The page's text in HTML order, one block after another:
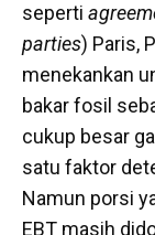
seperti
parties) Paris,
menekankan
bakar fosil
cukup besar
satu faktor
Namun porsi
EBT masih